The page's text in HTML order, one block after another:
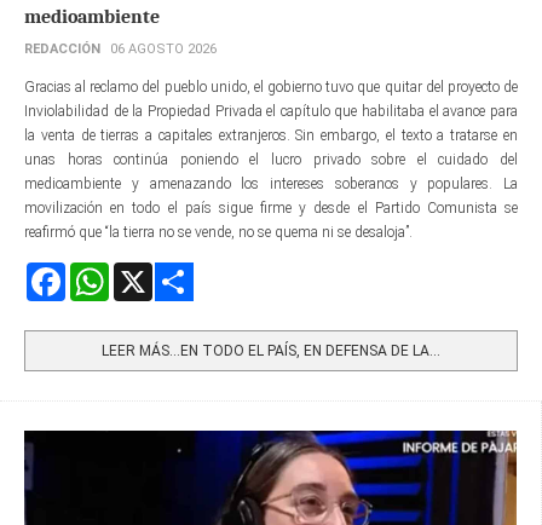
medioambiente
REDACCIÓN 06 AGOSTO 2026
Gracias al reclamo del pueblo unido, el gobierno tuvo que quitar del proyecto de
Inviolabilidad de la Propiedad Privada el capítulo que habilitaba el avance para
la venta de tierras a capitales extranjeros. Sin embargo, el texto a tratarse en
unas horas continúa poniendo el lucro privado sobre el cuidado del
medioambiente y amenazando los intereses soberanos y populares. La
movilización en todo el país sigue firme y desde el Partido Comunista se
reafirmó que “la tierra no se vende, no se quema ni se desaloja”.
FacebookWhatsApp
LEER MÁS…EN TODO EL PAÍS, EN DEFENSA DE LA...